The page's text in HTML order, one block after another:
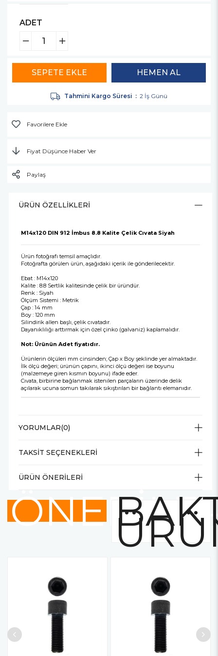
ADET
Tahmini Kargo Süresi : 2 İş Günü
Favorilere Ekle
Fiyat Düşünce Haber Ver
Paylaş
ÜRÜN ÖZELLIKLERI
M14x120 DIN 912 İmbus 8.8 Kalite Çelik Cıvata Siyah
Ürün fotoğrafı temsil amaçlıdır.
Fotoğrafta görülen ürün, aşağıdaki içerik ile gönderilecektir.
Ebat : M14x120
Kalite : 8.8 Sertlik kalitesinde çelik bir üründür.
Renk : Siyah
Ölçüm Sistemi : Metrik
Çap : 14 mm
Boy : 120 mm
Silindirik allen başlı, çelik cıvatadır.
Dayanıklılığı arttırmak için özel çinko (galvaniz) kaplamalıdır.
Not: Ürünün Adet fiyatıdır.
Ürünlerin ölçüleri mm cinsinden; Çap x Boy şeklinde yer almaktadır.
İlk ölçü değeri; ürünün çapını, ikinci ölçü değeri ise boyunu
(malzemeye giren kısmın boyunu) ifade eder.
Cıvata, birbirine bağlanmak istenilen parçaların üzerinde delik
açılarak ucuna somun takılarak sıkıştırılan bir bağlantı elemanıdır.
YORUMLAR(0)
TAKSIT SEÇENEKLERI
ÜRÜN ÖNERILERI